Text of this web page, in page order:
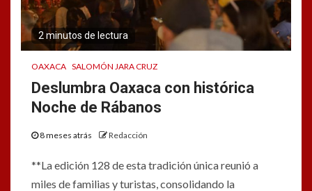
2 minutos de lectura
OAXACA SALOMÓN JARA CRUZ
Deslumbra Oaxaca con histórica
Noche de Rábanos
8 meses atrás Redacción
**La edición 128 de esta tradición única reunió a
miles de familias y turistas, consolidando la